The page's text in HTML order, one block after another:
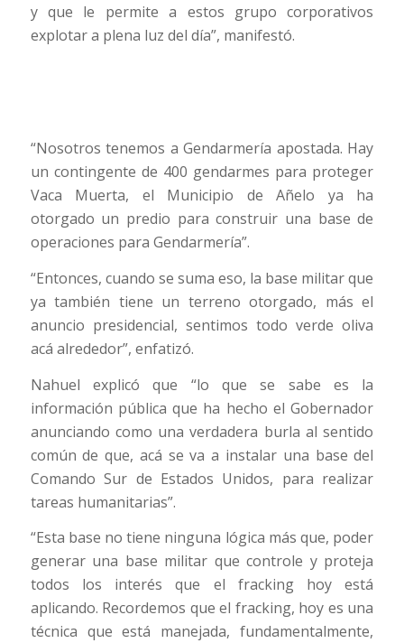
y que le permite a estos grupo corporativos
explotar a plena luz del día”, manifestó.
“Nosotros tenemos a Gendarmería apostada. Hay
un contingente de 400 gendarmes para proteger
Vaca Muerta, el Municipio de Añelo ya ha
otorgado un predio para construir una base de
operaciones para Gendarmería”.
“Entonces, cuando se suma eso, la base militar que
ya también tiene un terreno otorgado, más el
anuncio presidencial, sentimos todo verde oliva
acá alrededor”, enfatizó.
Nahuel explicó que “lo que se sabe es la
información pública que ha hecho el Gobernador
anunciando como una verdadera burla al sentido
común de que, acá se va a instalar una base del
Comando Sur de Estados Unidos, para realizar
tareas humanitarias”.
“Esta base no tiene ninguna lógica más que, poder
generar una base militar que controle y proteja
todos los interés que el fracking hoy está
aplicando. Recordemos que el fracking, hoy es una
técnica que está manejada, fundamentalmente,